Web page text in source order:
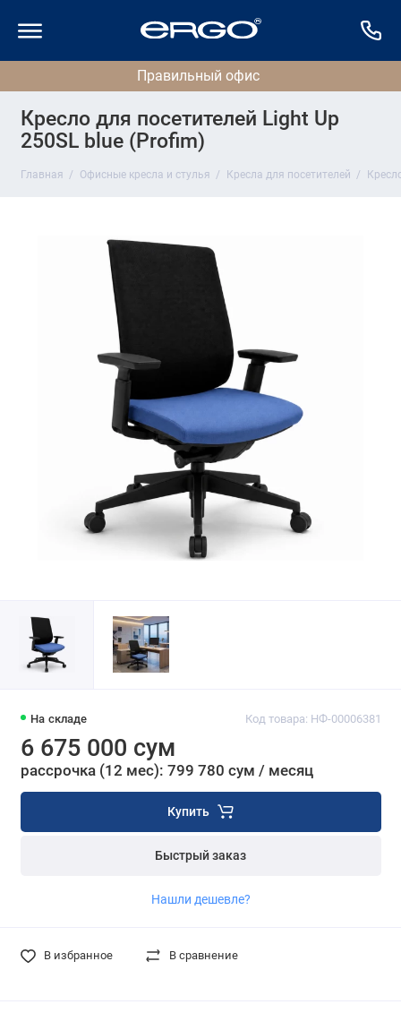
Кресло для посетителей Light Up
250SL blue (Profim)
Главная Офисные кресла и стулья Кресла для посетителей
На складе Код товара: НФ-00006381
6 675 000 сум
рассрочка (12 мес): 799 780 сум / месяц
Купить
Быстрый заказ
Нашли дешевле?
В избранное В сравнение